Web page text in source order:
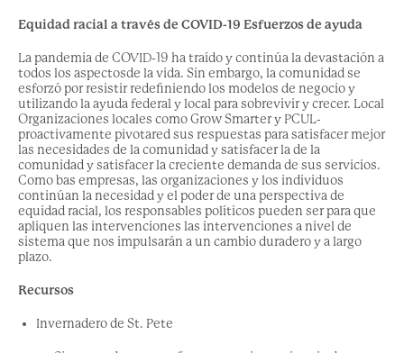
Equidad racial a través de COVID-19 Esfuerzos de ayuda
La pandemia de COVID-19 ha traído ycontinúala devastación a
todos los aspectosde la vida. Sin embargo, la comunidad se
esforzó por resistir redefiniendo los modelos de negocio y
utilizando la ayuda federal y local para sobrevivir y crecer. Local
Organizaciones locales comoGrow Smarter y PCUL-
proactivamente pivotaredsus respuestas parasatisfacer mejor
las necesidades de la comunidad ysatisfacer lade la
comunidad y satisfacer la creciente demanda de sus servicios.
Como bas empresas, las organizaciones y los individuos
continúan la necesidad y el poder de una perspectiva de
equidad racial, los responsables políticos pueden serpara que
apliquen las intervenciones las intervenciones a nivel de
sistema que nos impulsarán a un cambio duradero y a largo
plazo.
Recursos
Invernadero de St. Pete